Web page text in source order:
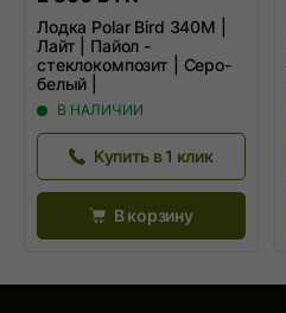
Лодка Polar Bird 340М |
Лайт | Пайол -
стеклокомпозит | Серо-
белый |
В НАЛИЧИИ
Купить в 1 клик
В корзину